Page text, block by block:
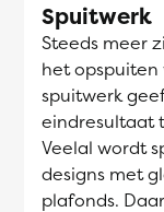
Spuitwerk
Steeds meer
het opspuiten
spuitwerk
eindresultaat
Veelal wordt
designs met
plafonds.